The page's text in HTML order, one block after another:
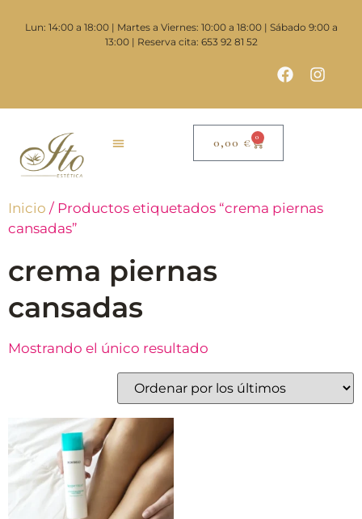
Lun: 14:00 a 18:00 | Martes a Viernes: 10:00 a 18:00 | Sábado 9:00 a
13:00 | Reserva cita: 653 92 81 52
0,00 € 0
Inicio / Productos etiquetados “crema piernas
cansadas”
crema piernas
cansadas
Mostrando el único resultado